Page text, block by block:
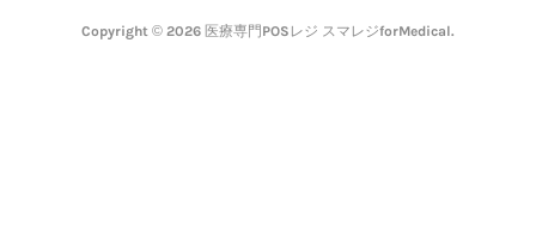
Copyright © 2026 医療専門POSレジ スマレジforMedical.